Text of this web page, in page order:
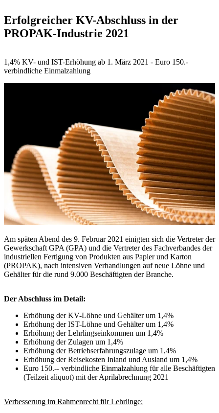
Erfolgreicher KV-Abschluss in der
PROPAK-Industrie 2021
1,4% KV- und IST-Erhöhung ab 1. März 2021 - Euro 150.-
verbindliche Einmalzahlung
Am späten Abend des 9. Februar 2021 einigten sich die Vertreter der
Gewerkschaft GPA (GPA) und die Vertreter des Fachverbandes der
industriellen Fertigung von Produkten aus Papier und Karton
(PROPAK), nach intensiven Verhandlungen auf neue Löhne und
Gehälter für die rund 9.000 Beschäftigten der Branche.
Der Abschluss im Detail:
Erhöhung der KV-Löhne und Gehälter um 1,4%
Erhöhung der IST-Löhne und Gehälter um 1,4%
Erhöhung der Lehrlingseinkommen um 1,4%
Erhöhung der Zulagen um 1,4%
Erhöhung der Betriebserfahrungszulage um 1,4%
Erhöhung der Reisekosten Inland und Ausland um 1,4%
Euro 150.-- verbindliche Einmalzahlung für alle Beschäftigten
(Teilzeit aliquot) mit der Aprilabrechnung 2021
Verbesserung im Rahmenrecht für Lehrlinge: